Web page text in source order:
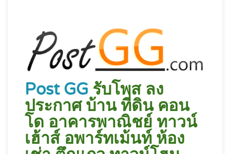
Post GG รับโพส ลง
ประกาศ บ้าน ที่ดิน คอน
โด อาคารพาณิชย์ ทาวน์
เฮ้าส์ อพาร์ทเม้นท์ ห้อง